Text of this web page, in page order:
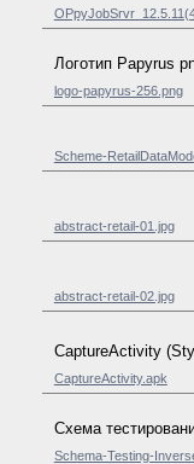
Логотип Papyrus
logo-papyrus-256.png
Scheme-
abstract-retail-01.jpg
abstract-retail-02.jpg
CaptureActivity
CaptureActivity.apk
Схема
Schema-Testing-